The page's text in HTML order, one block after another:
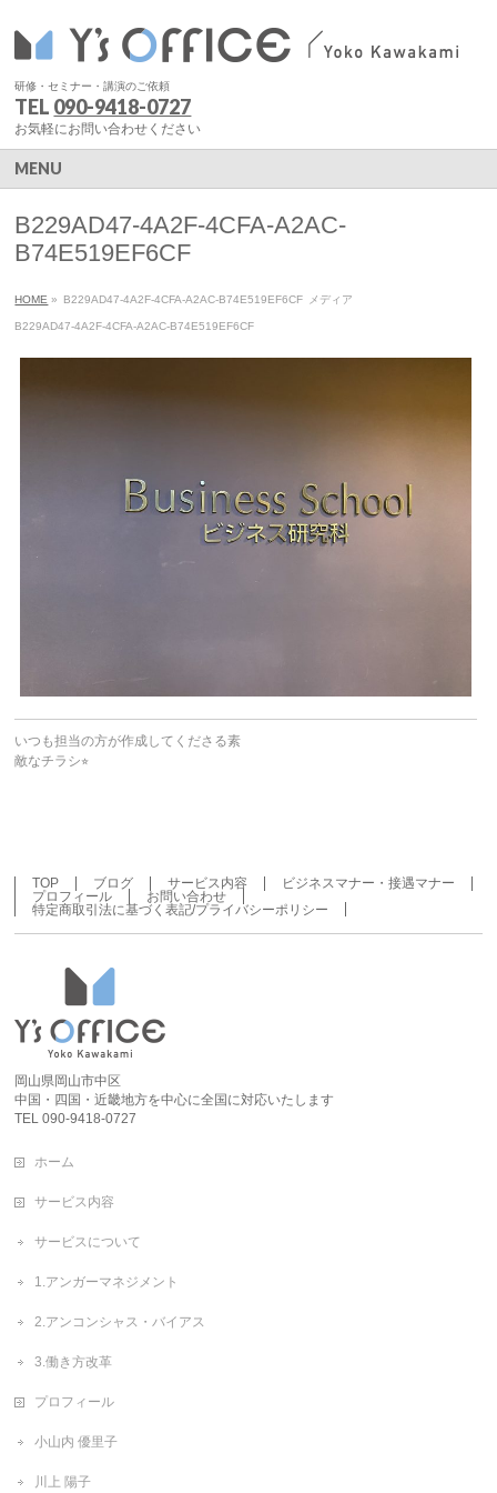
研修・セミナー・講演のご依頼
TEL 090-9418-0727
お気軽にお問い合わせください
MENU
B229AD47-4A2F-4CFA-A2AC-
B74E519EF6CF
HOME » B229AD47-4A2F-4CFA-A2AC-B74E519EF6CF メディア
B229AD47-4A2F-4CFA-A2AC-B74E519EF6CF
いつも担当の方が作成してくださる素
敵なチラシ⭐︎
TOP ブログ サービス内容
ビジネスマナー・接遇マナー
プロフィール
お問い合わせ
特定商取引法に基づく表記/プライバシーポリシー
岡山県岡山市中区
中国・四国・近畿地方を中心に全国に対応いたします
TEL 090-9418-0727
ホーム
サービス内容
サービスについて
1.アンガーマネジメント
2.アンコンシャス・バイアス
3.働き方改革
プロフィール
小山内 優里子
川上 陽子